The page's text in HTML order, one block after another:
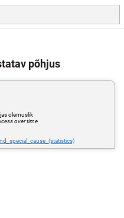
põhjus
olemuslik
over time